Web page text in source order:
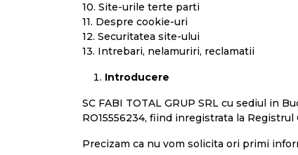
10. Site-urile terte parti
11. Despre cookie-uri
12. Securitatea site-ului
13. Intrebari, nelamuriri, reclamatii
Introducere
SC FABI TOTAL GRUP SRL cu sediul in
RO15556234, fiind inregistrata la
Precizam ca nu vom solicita ori primi